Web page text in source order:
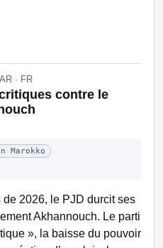
· FR
contre le
Marokko
2026, le PJD durcit ses
Akhannouch. Le parti
», la baisse du pouvoir